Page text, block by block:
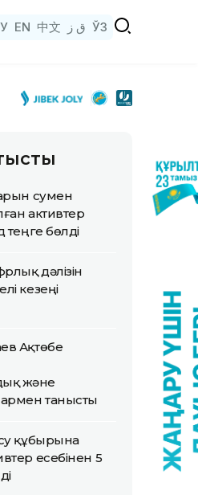
EN 中文 ق ز ЎЗ
сумен
активтер
теңге бөлді
дәлізін
кезеңі
Ақтөбе
және
танысты
құбырына
есебінен 5